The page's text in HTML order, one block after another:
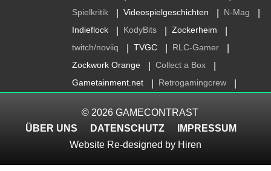
Spielkritik Videospielgeschichten N-Mag
Indieflock KodyBits Zockerheim
twitch/noviiq TVGC RLC-Gamer
Zockwork Orange Collect a Box
Gametainment.net Retrogamingcrew
© 2026 GAMECONTRAST
ÜBER UNS
DATENSCHUTZ
IMPRESSUM
Website Re-designed by Hiren